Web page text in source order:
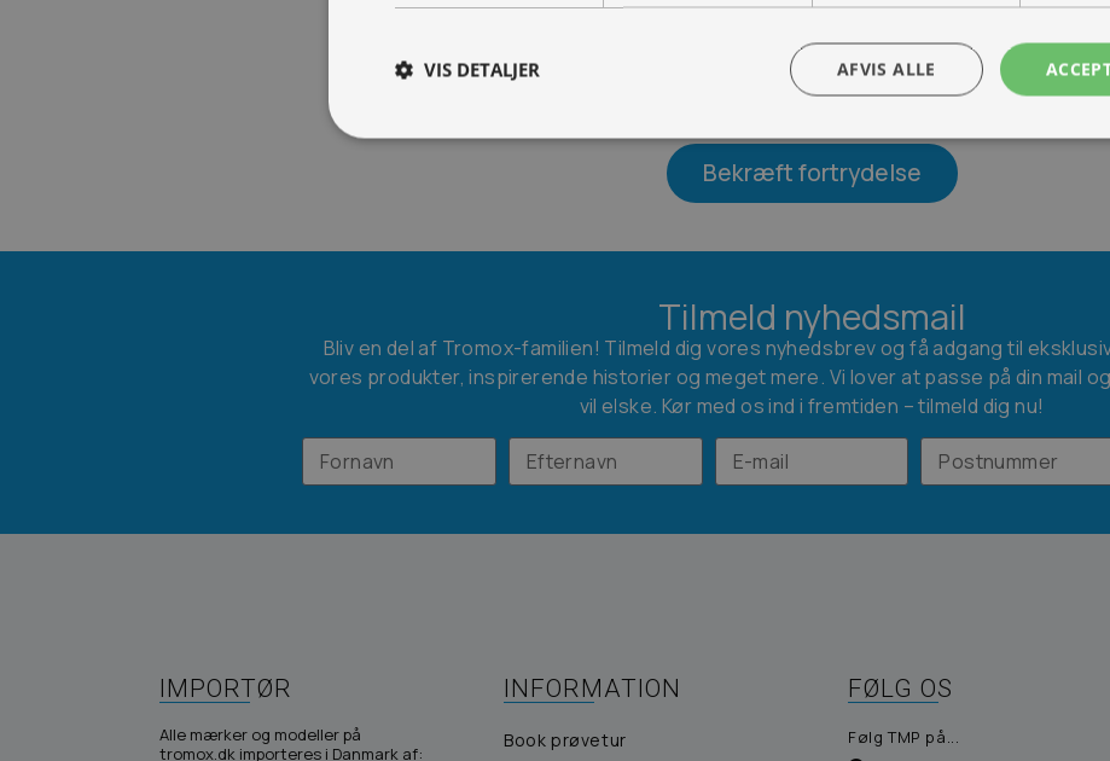
Ordrenummer
Bekræft fortrydelse
Tilmeld nyhedsmail
Bliv en del af Tromox-familien! Tilmeld dig vores nyhedsbrev og få adgang til
vores produkter, inspirerende historier og meget mere. Vi lover at passe på din mail
vil elske. Kør med os ind i fremtiden – tilmeld dig nu!
IMPORTØR
Alle mærker og modeller på
tromox.dk importeres i Danmark af:
INFORMATION
Book prøvetur
FØLG OS
Følg TMP på...
AFVIS ALLE
VIS DETALJER